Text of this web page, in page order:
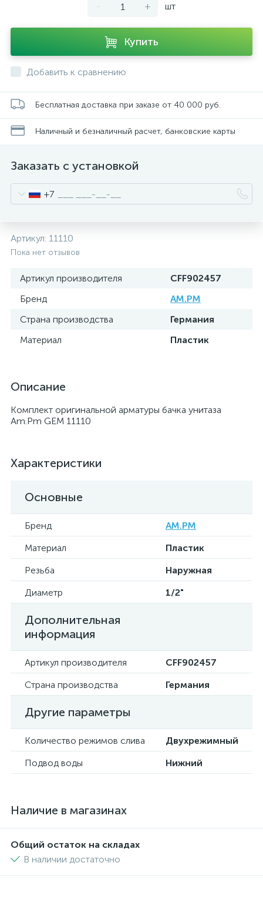
- + шт
Купить
Добавить к сравнению
Бесплатная доставка при заказе от 40 000 руб.
Наличный и безналичный расчет, банковские карты
Заказать с установкой
+7
Артикул: 11110
Пока нет отзывов
Артикул производителя
CFF902457
Бренд
AM.PM
Страна производства
Германия
Материал
Пластик
Описание
Комплект оригинальной арматуры бачка унитаза
Am.Pm GEM 11110
Характеристики
Основные
Бренд
AM.PM
Материал
Пластик
Резьба
Наружная
Диаметр
1/2"
Дополнительная
информация
Артикул производителя
CFF902457
Страна производства
Германия
Другие параметры
Количество режимов слива
Двухрежимный
Подвод воды
Нижний
Наличие в магазинах
Общий остаток на складах
В наличии достаточно